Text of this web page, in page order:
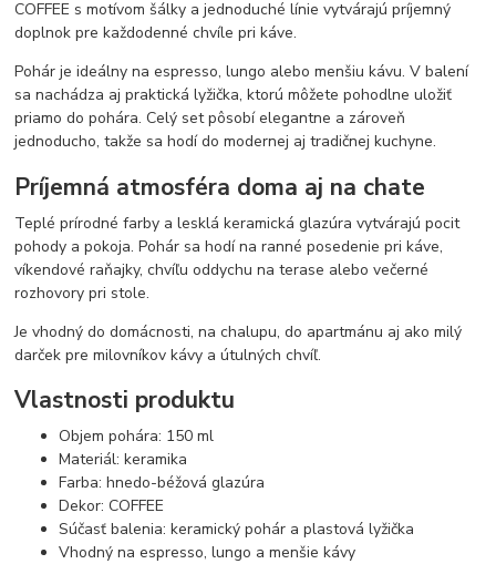
COFFEE s motívom šálky a jednoduché línie vytvárajú príjemný
doplnok pre každodenné chvíle pri káve.
Pohár je ideálny na espresso, lungo alebo menšiu kávu. V balení
sa nachádza aj praktická lyžička, ktorú môžete pohodlne uložiť
priamo do pohára. Celý set pôsobí elegantne a zároveň
jednoducho, takže sa hodí do modernej aj tradičnej kuchyne.
Príjemná atmosféra doma aj na chate
Teplé prírodné farby a lesklá keramická glazúra vytvárajú pocit
pohody a pokoja. Pohár sa hodí na ranné posedenie pri káve,
víkendové raňajky, chvíľu oddychu na terase alebo večerné
rozhovory pri stole.
Je vhodný do domácnosti, na chalupu, do apartmánu aj ako milý
darček pre milovníkov kávy a útulných chvíľ.
Vlastnosti produktu
Objem pohára: 150 ml
Materiál: keramika
Farba: hnedo-béžová glazúra
Dekor: COFFEE
Súčasť balenia: keramický pohár a plastová lyžička
Vhodný na espresso, lungo a menšie kávy